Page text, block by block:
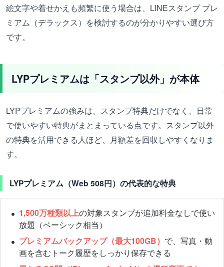
絵文字や着せかえも頻繁に使う場合は、LINEスタンプ プレ
ミアム（デラックス）を検討するのが分かりやすい選び方
です。
LYPプレミアムは「スタンプ以外」が本体
LYPプレミアムの強みは、スタンプ特典だけでなく、日常
で使いやすい特典がまとまっている点です。スタンプ以外
の特典を活用できる人ほど、月額差を回収しやすくなりま
す。
LYPプレミアム（Web 508円）の代表的な特典
1,500万種類以上の対象スタンプが追加料金なしで使い
放題（ベーシック相当）
プレミアムバックアップ（最大100GB） で、写真・動
画を含むトーク履歴をしっかり保存できる